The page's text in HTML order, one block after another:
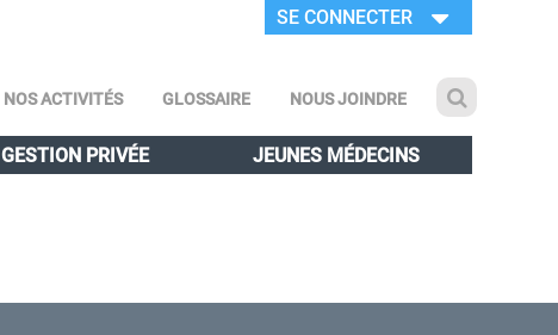
SE CONNECTER
NOS ACTIVITÉS GLOSSAIRE NOUS JOINDRE
GESTION PRIVÉE JEUNES MÉDECINS